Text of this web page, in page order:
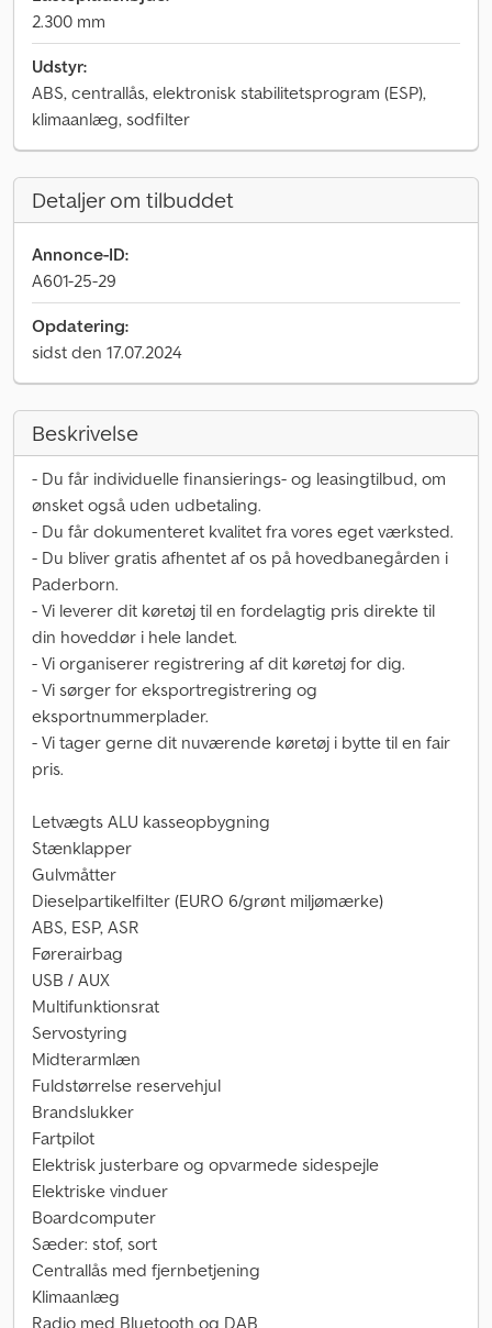
2.300 mm
Udstyr:
ABS, centrallås, elektronisk stabilitetsprogram (ESP),
klimaanlæg, sodfilter
Detaljer om tilbuddet
Annonce-ID:
A601-25-29
Opdatering:
sidst den 17.07.2024
Beskrivelse
- Du får individuelle finansierings- og leasingtilbud, om
ønsket også uden udbetaling.
- Du får dokumenteret kvalitet fra vores eget værksted.
- Du bliver gratis afhentet af os på hovedbanegården i
Paderborn.
- Vi leverer dit køretøj til en fordelagtig pris direkte til
din hoveddør i hele landet.
- Vi organiserer registrering af dit køretøj for dig.
- Vi sørger for eksportregistrering og
eksportnummerplader.
- Vi tager gerne dit nuværende køretøj i bytte til en fair
pris.
Letvægts ALU kasseopbygning
Stænklapper
Gulvmåtter
Dieselpartikelfilter (EURO 6/grønt miljømærke)
ABS, ESP, ASR
Førerairbag
USB / AUX
Multifunktionsrat
Servostyring
Midterarmlæn
Fuldstørrelse reservehjul
Brandslukker
Fartpilot
Elektrisk justerbare og opvarmede sidespejle
Elektriske vinduer
Boardcomputer
Sæder: stof, sort
Centrallås med fjernbetjening
Klimaanlæg
Radio med Bluetooth og DAB